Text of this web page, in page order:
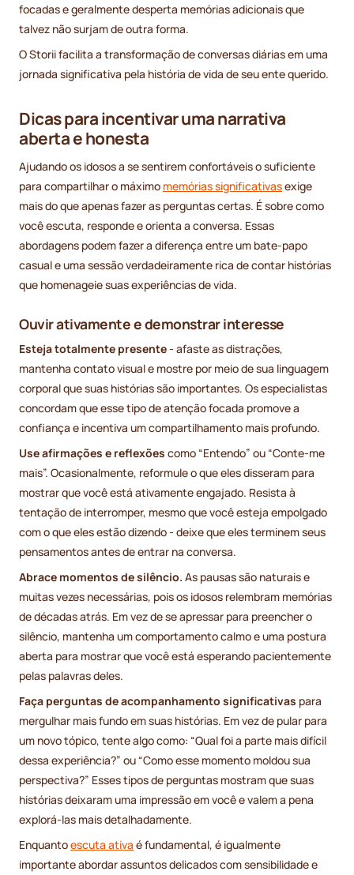
focadas e geralmente desperta memórias adicionais que
talvez não surjam de outra forma.
O Storii facilita a transformação de conversas diárias em uma
jornada significativa pela história de vida de seu ente querido.
Dicas para incentivar uma narrativa
aberta e honesta
Ajudando os idosos a se sentirem confortáveis o suficiente
para compartilhar o máximo memórias significativasexige
mais do que apenas fazer as perguntas certas. É sobre como
você escuta, responde e orienta a conversa. Essas
abordagens podem fazer a diferença entre um bate-papo
casual e uma sessão verdadeiramente rica de contar histórias
que homenageie suas experiências de vida.
Ouvir ativamente e demonstrar interesse
Esteja totalmente presente- afaste as distrações,
mantenha contato visual e mostre por meio de sua linguagem
corporal que suas histórias são importantes. Os especialistas
concordam que esse tipo de atenção focada promove a
confiança e incentiva um compartilhamento mais profundo.
Use afirmações e reflexões como “Entendo” ou “Conte-me
mais”. Ocasionalmente, reformule o que eles disseram para
mostrar que você está ativamente engajado. Resista à
tentação de interromper, mesmo que você esteja empolgado
com o que eles estão dizendo - deixe que eles terminem seus
pensamentos antes de entrar na conversa.
Abrace momentos de silêncio. As pausas são naturais e
muitas vezes necessárias, pois os idosos relembram memórias
de décadas atrás. Em vez de se apressar para preencher o
silêncio, mantenha um comportamento calmo e uma postura
aberta para mostrar que você está esperando pacientemente
pelas palavras deles.
Faça perguntas de acompanhamento significativas para
mergulhar mais fundo em suas histórias. Em vez de pular para
um novo tópico, tente algo como: “Qual foi a parte mais difícil
dessa experiência?” ou “Como esse momento moldou sua
perspectiva?” Esses tipos de perguntas mostram que suas
histórias deixaram uma impressão em você e valem a pena
explorá-las mais detalhadamente.
Enquantoescuta ativa é fundamental, é igualmente
importante abordar assuntos delicados com sensibilidade e